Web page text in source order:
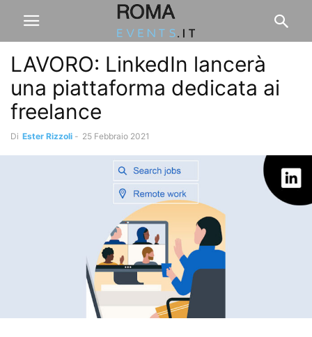
LAVORO: LinkedIn lancerà
una piattaforma dedicata ai
freelance
Di Ester Rizzoli - 25 Febbraio 2021